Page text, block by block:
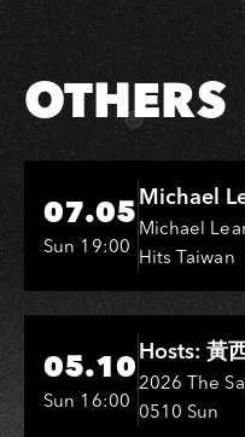
Facebook
LINE
OTHERS
Hi-Ing Music Hall
07.05
Sun 19:00
Michael
Michael
Hits Taiwan
Hi-Ing Music Hall
05.10
Sun 16:00
Hosts: 黃
敏、王彩
2026 The
0510 Sun